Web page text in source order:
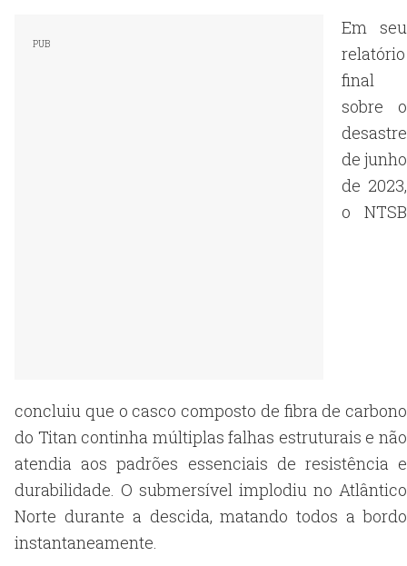
Em seu
relatório
final
sobre o
desastre
de junho
de 2023,
o NTSB
concluiu que o casco composto de fibra de carbono
do Titan continha múltiplas falhas estruturais e não
atendia aos padrões essenciais de resistência e
durabilidade. O submersível implodiu no Atlântico
Norte durante a descida, matando todos a bordo
instantaneamente.